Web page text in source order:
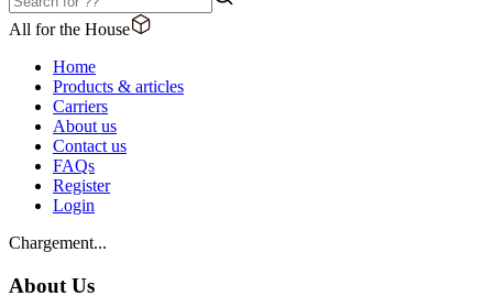
All for the House
Home
Products & articles
Carriers
About us
Contact us
FAQs
Register
Login
Chargement...
About Us